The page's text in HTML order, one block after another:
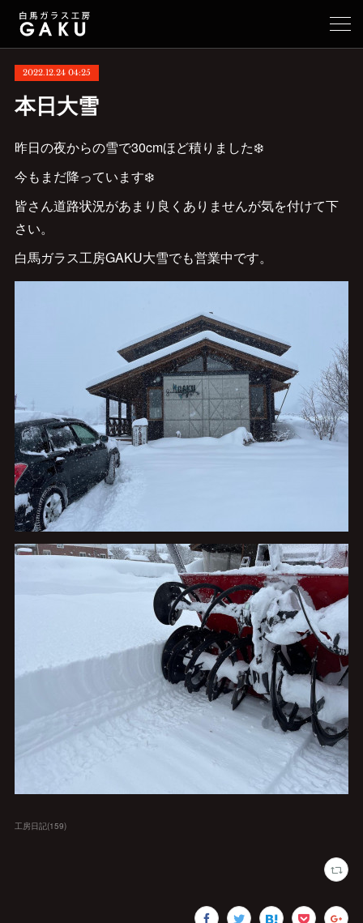
2022.12.24 04:25
本日大雪
昨日の夜からの雪で30cmほど積りました❄️
今もまだ降っています❄️
皆さん道路状況があまり良くありませんが気を付けて下
さい。
白馬ガラス工房GAKU大雪でも営業中です。
工房日記(159)